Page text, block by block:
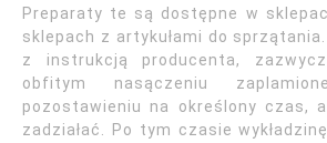
Preparaty te są dostępne w
sklepach z artykułami do
z instrukcją producenta,
obfitym nasączeniu
pozostawieniu na określony czas,
zadziałać. Po tym czasie